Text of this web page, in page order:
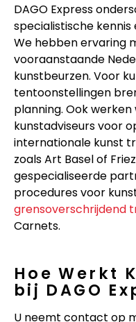
DAGO Express
specialistische
We hebben ervaring
vooraanstaande
kunstbeurzen. Voor
tentoonstellingen
planning. Ook
kunstadviseurs voor
internationale kunst
zoals Art Basel of
gespecialiseerde
procedures voor
grensoverschrijdend
Carnets.
Hoe Werkt
bij DAGO
U neemt contact op